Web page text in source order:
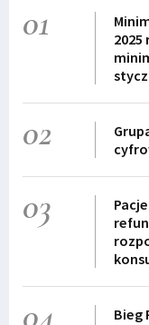
01
2025
02
03
04
Bieg